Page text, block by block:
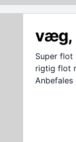
væg,
Super flot
rigtig flot